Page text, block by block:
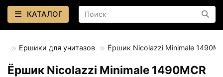
КАТАЛОГ
Ершики для унитазов Ёршик Nicolazzi Minimale
Ёршик Nicolazzi Minimale 1490MCR